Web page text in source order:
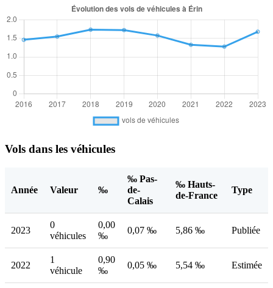
Vols dans les véhicules
Année Valeur ‰
‰ Pas-
de-
Calais
‰ Hauts-
de-France
Type
2023
0
véhicules
0,00
‰
0,07 ‰ 5,86 ‰ Publiée
2022
1
véhicule
0,90
‰
0,05 ‰ 5,54 ‰ Estimée